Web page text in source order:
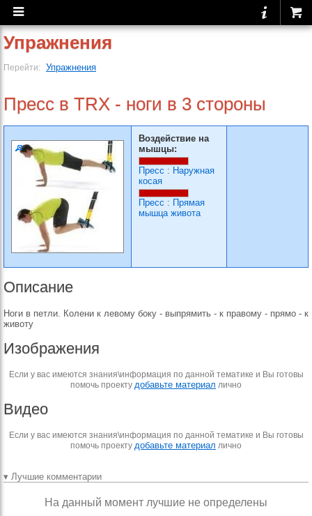
Упражнения
Перейти: Упражнения
Пресс в TRX - ноги в 3 стороны
Воздействие на
мышцы:
Пресс : Наружная
косая
Пресс : Прямая
мышца живота
Описание
Ноги в петли. Колени к левому боку - выпрямить - к правому - прямо - к
животу
Изображения
Если у вас имеются знания\информация по данной тематике и Вы готовы
помочь проекту добавьте материал лично
Видео
Если у вас имеются знания\информация по данной тематике и Вы готовы
помочь проекту добавьте материал лично
▾ Лучшие комментарии
На данный момент лучшие не определены